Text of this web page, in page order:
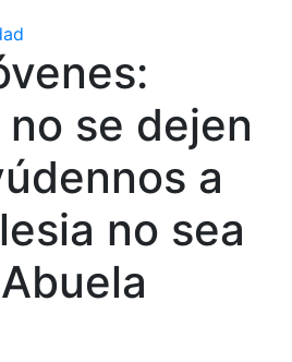
no se dejen
a
no sea